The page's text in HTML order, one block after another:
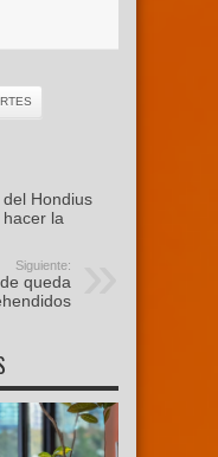
Hondius
la
Siguiente:
queda